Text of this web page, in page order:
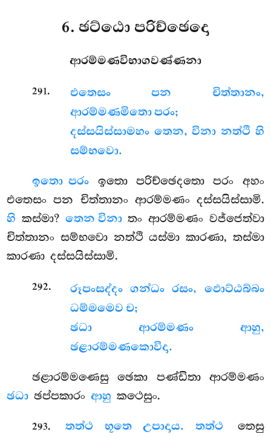
6. ඡට්ඨො පරිච්ඡෙදො
ආරම්මණවිභාගවණ්ණනා
291.
එතෙසං පන චිත්තානං,
ආරම්මණමිතො පරං;
දස්සයිස්සාමහං තෙන, විනා නත්ථි හි
සම්භවො.
ඉතො පරං ඉතො පරිච්ඡෙදතො පරං අහං
එතෙසං පන චිත්තානං ආරම්මණං දස්සයිස්සාමි.
හි කස්මා? තෙන විනාතං ආරම්මණං වජ්ජෙත්වා
චිත්තානං සම්භවො නත්ථි යස්මා කාරණා, තස්මා
කාරණා දස්සයිස්සාමි.
292. රූපංසද්දං ගන්ධං රසං, ඵොට්ඨබ්බං
ධම්මමෙව ච;
ඡධා ආරම්මණං ආහු,
ඡළාරම්මණකොවිදා.
ඡළාරම්මණෙසු ඡෙකා පණ්ඩිතා ආරම්මණං
ඡධා ඡප්පකාරංආහු කථෙසුං.
293. තත්ථ භූතෙ උපාදාය. තත්ථ තෙසු